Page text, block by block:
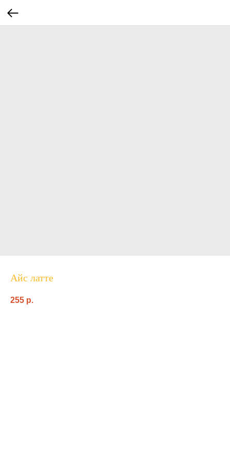
Айс латте
255 p.